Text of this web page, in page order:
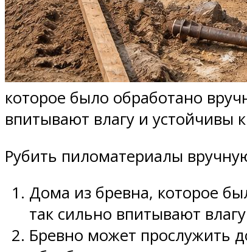
которое было обработано
впитывают влагу и устойчивы
Рубить пиломатериалы
Дома из бревна, которое
так сильно впитывают
Бревно может прослужить